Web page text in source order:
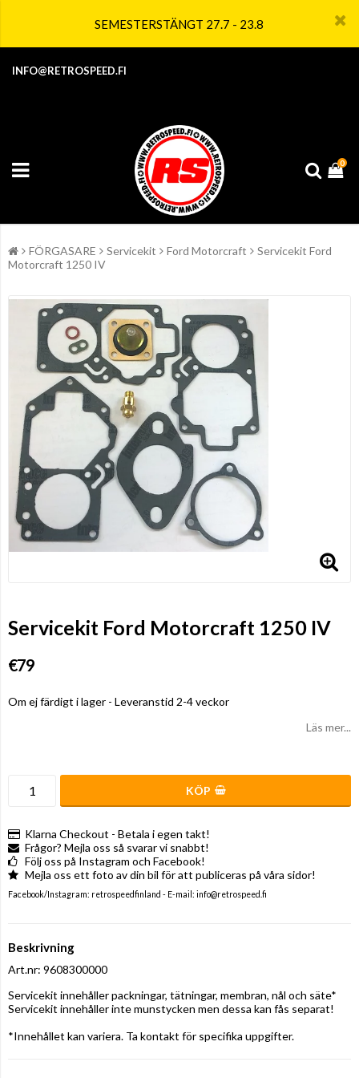
SEMESTERSTÄNGT 27.7 - 23.8
INFO@RETROSPEED.FI
0
FÖRGASARE Servicekit Ford Motorcraft
Servicekit Ford
Motorcraft 1250 IV
Servicekit Ford Motorcraft 1250 IV
€79
Om ej färdigt i lager - Leveranstid 2-4 veckor
Läs mer...
KÖP
Klarna Checkout - Betala i egen takt!
Frågor? Mejla oss så svarar vi snabbt!
Följ oss på Instagram och Facebook!
Mejla oss ett foto av din bil för att publiceras på våra sidor!
Facebook/Instagram: retrospeedfinland - E-mail: info@retrospeed.fi
Beskrivning
Art.nr: 9608300000
Servicekit innehåller packningar, tätningar, membran, nål och säte*
Servicekit innehåller inte munstycken men dessa kan fås separat!
*Innehållet kan variera. Ta kontakt för specifika uppgifter.